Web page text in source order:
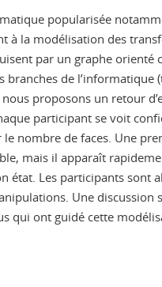
popularisée
à la modélisation des
par un graphe orienté
de l’informatique
proposons un retour
participant se voit
nombre de faces. Une
mais il apparaît
état. Les participants sont
Une
qui ont guidé cette